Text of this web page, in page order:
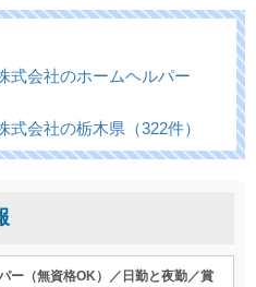
式会社のホームヘルパー
会社の栃木県（322件）
ー（無資格OK）／日勤と夜勤／賞